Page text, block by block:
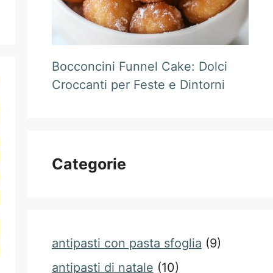
Bocconcini Funnel Cake: Dolci
Croccanti per Feste e Dintorni
Categorie
antipasti con pasta sfoglia (9)
antipasti di natale (10)